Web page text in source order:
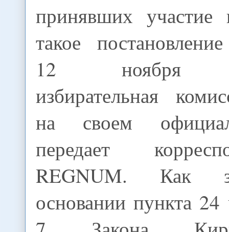
принявших
такое
12 ноября
избирательная
на своем
передает
REGNUM. Как
основании пункта 24